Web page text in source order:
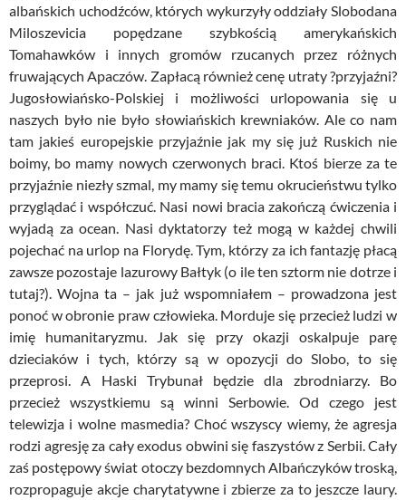
albańskich uchodźców, których wykurzyły oddziały Slobodana
Miloszevicia popędzane szybkością amerykańskich
Tomahawków i innych gromów rzucanych przez różnych
fruwających Apaczów. Zapłacą również cenę utraty ?przyjaźni?
Jugosłowiańsko-Polskiej i możliwości urlopowania się u
naszych było nie było słowiańskich krewniaków. Ale co nam
tam jakieś europejskie przyjaźnie jak my się już Ruskich nie
boimy, bo mamy nowych czerwonych braci. Ktoś bierze za te
przyjaźnie niezłyszmal , my mamy się temu okrucieństwu tylko
przyglądać i współczuć. Nasi nowi bracia zakończą ćwiczenia i
wyjadą za ocean. Nasi dyktatorzy też mogą w każdej chwili
pojechać na urlop na Florydę. Tym, którzy za ich fantazję płacą
zawsze pozostaje lazurowy Bałtyk (o ile ten sztorm nie dotrze i
tutaj?). Wojna ta – jak już wspomniałem – prowadzona jest
ponoć w obronie praw człowieka. Morduje się przecież ludzi w
imię humanitaryzmu. Jak się przy okazji oskalpuje parę
dzieciaków i tych, którzy są w opozycji do Slobo , to się
przeprosi. A Haski Trybunał będzie dla zbrodniarzy. Bo
przecież wszystkiemu są winni Serbowie. Od czego jest
telewizja i wolne masmedia? Choć wszyscy wiemy, że agresja
rodzi agresję za cały exodus obwini się faszystów z Serbii. Cały
zaś postępowy świat otoczy bezdomnych Albańczyków troską,
rozpropaguje akcje charytatywne i zbierze za to jeszcze laury.